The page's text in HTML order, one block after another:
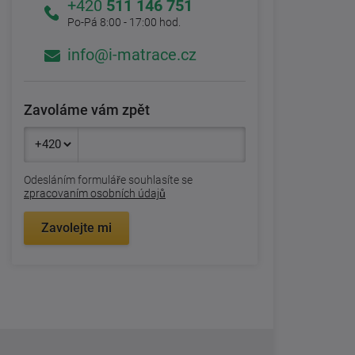
+420 511 146 751
Po-Pá 8:00 - 17:00 hod.
info@i-matrace.cz
Zavoláme vám zpět
Odesláním formuláře souhlasíte se
zpracovaním osobních údajů
Zavolejte mi